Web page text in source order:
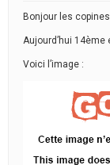
Bonjour les
Aujourd’hui
Voici l’image :